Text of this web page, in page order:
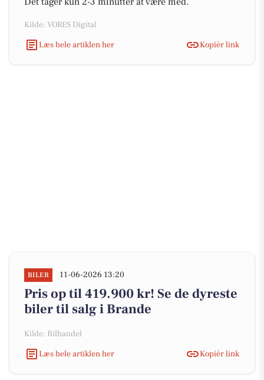
Kilde: VORES Digital
Læs hele artiklen her
Kopiér link
BILER 11-06-2026 13:20
Pris op til 419.900 kr! Se de dyreste
biler til salg i Brande
Kilde: Bilhandel
Læs hele artiklen her
Kopiér link